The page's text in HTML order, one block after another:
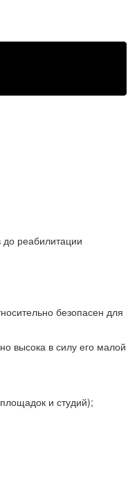
реабилитации
безопасен для
высока в силу его малой
и студий);